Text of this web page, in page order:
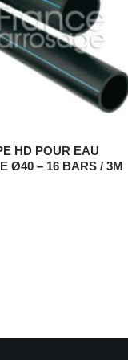
HD POUR EAU
Ø40 – 16 BARS / 3M